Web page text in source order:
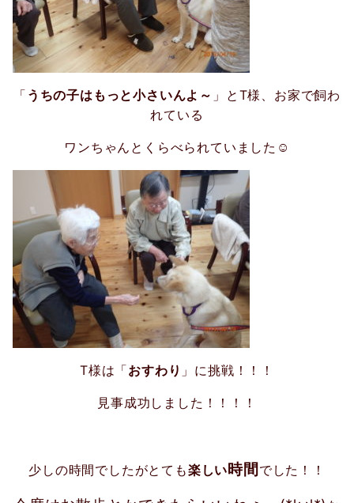
「 うちの子はもっと小さいんよ～ 」とT様、お家で飼わ
れている
ワンちゃんと くらべられていました☺
T様は「おすわり 」に挑戦！！！
見事成功しました！！！！
少しの時間でしたがとても楽しい時間 でした！！